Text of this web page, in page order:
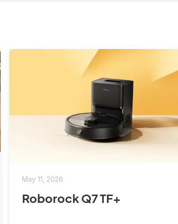
May 11, 2026
Roborock Q7 TF+